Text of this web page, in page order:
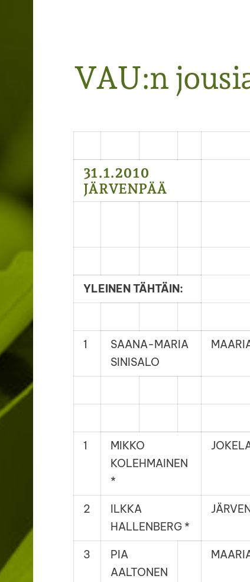
Järvenpään Jousiampujat ry
VAU:n
31.1.2010
JÄRVENPÄÄ
YLEINEN TÄHTÄIN:
1
SAANA-MARIA
SINISALO
1
MIKKO
KOLEHMAINEN
*
2
ILKKA
HALLENBERG *
3
PIA
AALTONEN